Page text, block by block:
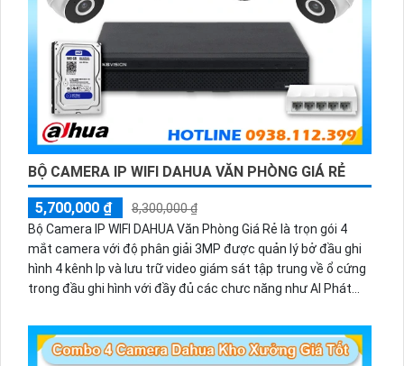
BỘ CAMERA IP WIFI DAHUA VĂN PHÒNG GIÁ RẺ
5,700,000 ₫
8,300,000 ₫
Bộ Camera IP WIFI DAHUA Văn Phòng Giá Rẻ là trọn gói 4
mắt camera với độ phân giải 3MP được quản lý bở đầu ghi
hình 4 kênh Ip và lưu trữ video giám sát tập trung về ổ cứng
trong đầu ghi hình với đầy đủ các chưc năng như AI Phát
có màu vào ban đêm